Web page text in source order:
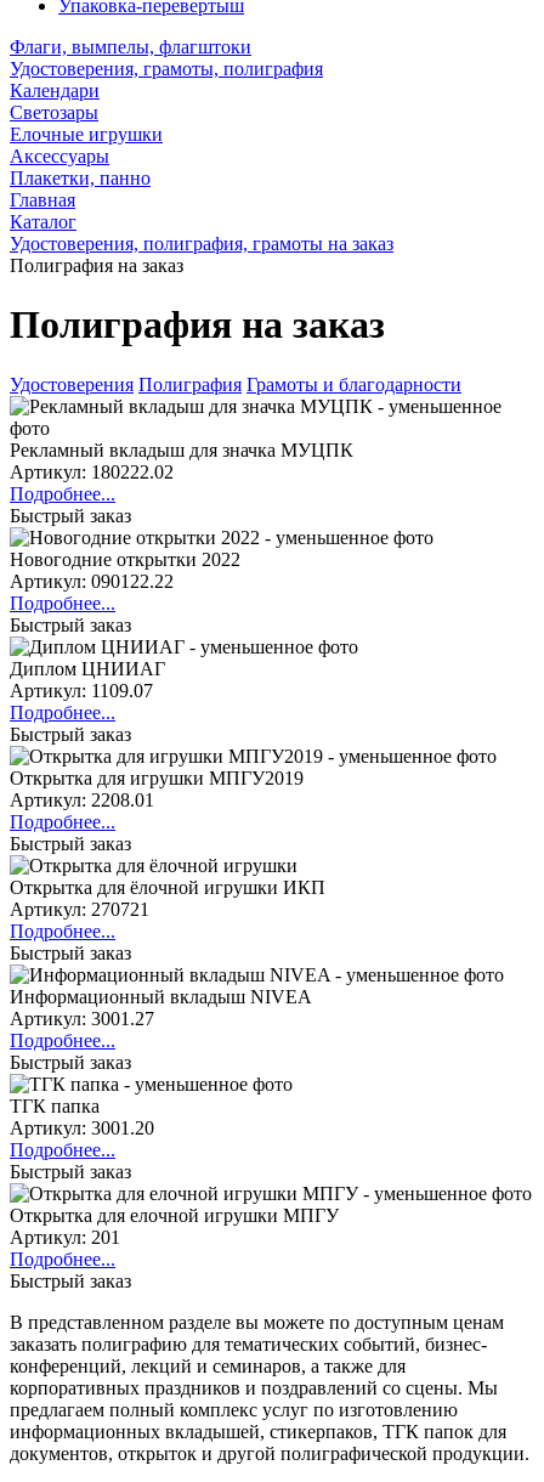
Упаковка-перевертыш
Флаги, вымпелы, флагштоки
Удостоверения, грамоты, полиграфия
Календари
Светозары
Елочные игрушки
Аксессуары
Плакетки, панно
Главная
Каталог
Удостоверения, полиграфия, грамоты на заказ
Полиграфия на заказ
Полиграфия на заказ
Удостоверения Полиграфия Грамоты и благодарности
Рекламный вкладыш для значка МУЦПК
Артикул: 180222.02
Подробнее...
Быстрый заказ
Новогодние открытки 2022
Артикул: 090122.22
Подробнее...
Быстрый заказ
Диплом ЦНИИАГ
Артикул: 1109.07
Подробнее...
Быстрый заказ
Открытка для игрушки МПГУ2019
Артикул: 2208.01
Подробнее...
Быстрый заказ
Открытка для ёлочной игрушки ИКП
Артикул: 270721
Подробнее...
Быстрый заказ
Информационный вкладыш NIVEA
Артикул: 3001.27
Подробнее...
Быстрый заказ
ТГК папка
Артикул: 3001.20
Подробнее...
Быстрый заказ
Открытка для елочной игрушки МПГУ
Артикул: 201
Подробнее...
Быстрый заказ
В представленном разделе вы можете по доступным ценам
заказать полиграфию для тематических событий, бизнес-
конференций, лекций и семинаров, а также для
корпоративных праздников и поздравлений со сцены. Мы
предлагаем полный комплекс услуг по изготовлению
информационных вкладышей, стикерпаков, ТГК папок для
документов, открыток и другой полиграфической продукции.